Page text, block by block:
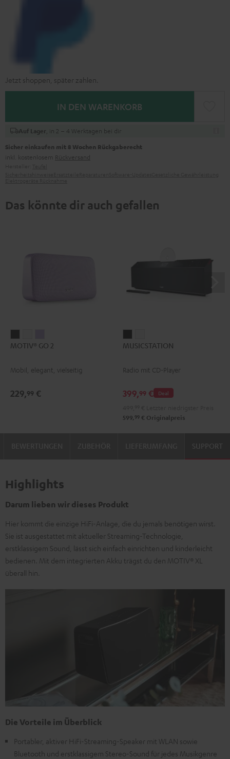
Jetzt shoppen, später zahlen.
IN DEN WARENKORB
Auf Lager , in 2 – 4 Werktagen bei dir
Sicher einkaufen mit 8 Wochen Rückgaberecht
inkl. kostenlosem Rückversand
Das könnte dir auch gefallen
GO
Night
GO
Silver
GO
Soft
MOTIV® GO 2
Mobil, elegant, vielseitig
229,99 €
Schwarz
Weiß
MUSICSTATION
Radio mit CD-Player
Deal
399,99 €
599, 99 € Originalpreis
SUPPORT
Highlights
Darum lieben wir dieses Produkt
Hier kommt die einzige HiFi-Anlage, die du jemals benötigen wirst.
Sie ist ausgestattet mit aktueller Streaming-Technologie,
erstklassigem Sound, lässt sich einfach einrichten und kinderleicht
bedienen. Mit dem integrierten Akku trägst du den MOTIV® XL
überall hin.
Die Vorteile im Überblick
Portabler, aktiver HiFi-Streaming-Speaker mit WLAN sowie
Bluetooth und erstklassigem Stereo-Sound für jedes Musikgenre